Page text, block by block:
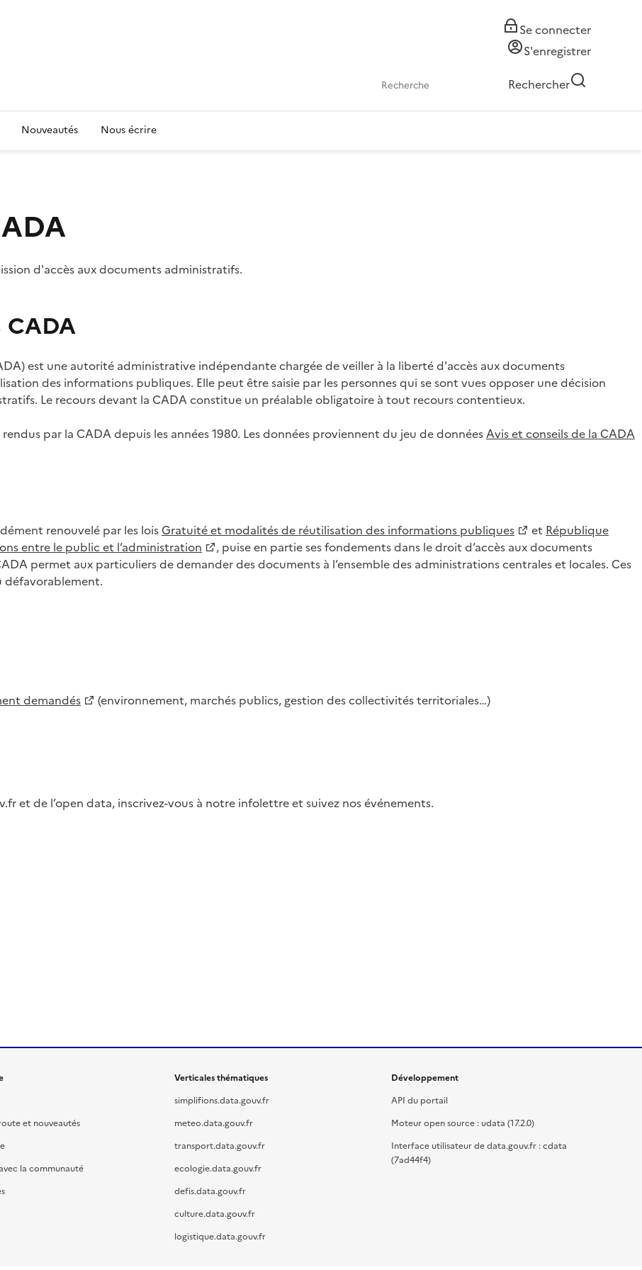
Se connecter
S'enregistrer
Rechercher
Nouveautés Nous écrire
d'accès aux documents administratifs.
CADA
est une autorité administrative indépendante chargée de veiller à la liberté d'accès aux documents
des informations publiques. Elle peut être saisie par les personnes qui se sont vues opposer une décision
Le recours devant la CADA constitue un préalable obligatoire à tout recours contentieux.
par la CADA depuis les années 1980. Les données proviennent du jeu de donnéesAvis et conseils de la CADA
renouvelé par les loisGratuité et modalités de réutilisation des informations publiques et République
entre le public et l’administration
, puise en partie ses fondements dans le droit d’accès aux documents
permet aux particuliers de demander des documents à l’ensemble des administrations centrales et locales. Ces
défavorablement.
demandés
(environnement, marchés publics, gestion des collectivités territoriales…)
et de l’open data, inscrivez-vous à notre infolettre et suivez nos événements.
et nouveautés
la communauté
Verticales thématiques
simplifions.data.gouv.fr
meteo.data.gouv.fr
transport.data.gouv.fr
ecologie.data.gouv.fr
defis.data.gouv.fr
culture.data.gouv.fr
logistique.data.gouv.fr
Développement
API du portail
Moteur open source : udata (17.2.0)
Interface utilisateur de data.gouv.fr : cdata
(7ad44f4)